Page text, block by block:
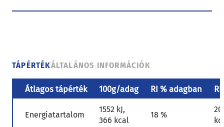
TÁPÉRTÉKÁLTALÁNOS INFORMÁCIÓK
Átlagos tápérték 100g/adag RI % adagban
Energiatartalom
1552 kJ,
366 kcal
18 %